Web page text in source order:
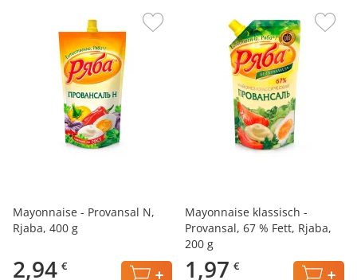
Mayonnaise - Provansal N,
Rjaba, 400 g
2,94 €
Mayonnaise klassisch -
Provansal, 67 % Fett, Rjaba,
200 g
1,97 €